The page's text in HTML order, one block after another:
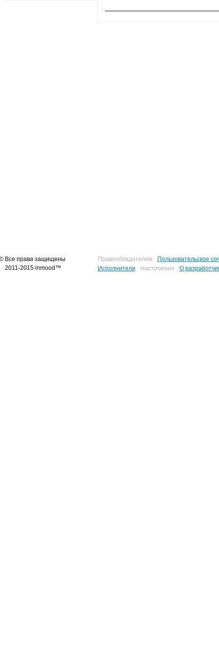
Все права защищены
2011-2015 inmood™
Правообладателям
Пользовательское
Исполнители
Настроения О